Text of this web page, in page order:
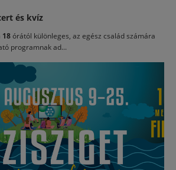
és kvíz
18órától különleges, az egész család számára
programnak ad...